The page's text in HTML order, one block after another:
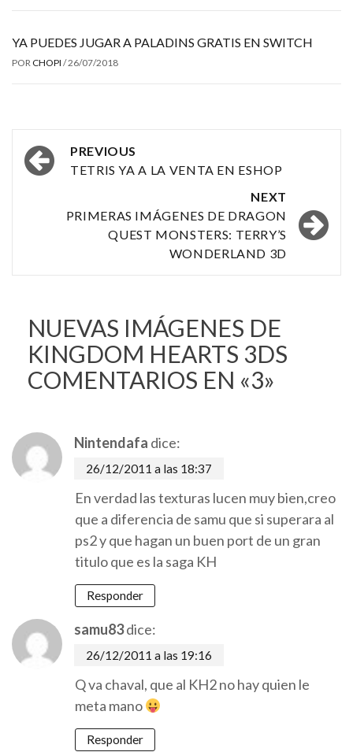
YA PUEDES JUGAR A PALADINS GRATIS EN SWITCH
POR CHOPI /26/07/2018
Post
navigation
PREVIOUS
TETRIS YA A LA VENTA EN ESHOP
NEXT
PRIMERAS IMÁGENES DE DRAGON
QUEST MONSTERS: TERRY’S
WONDERLAND 3D
NUEVAS IMÁGENES DE
KINGDOM HEARTS 3DS
COMENTARIOS EN «3»
Nintendafa dice:
26/12/2011 a las 18:37
En verdad las texturas lucen muy bien,creo
que a diferencia de samu que si superara al
ps2 y que hagan un buen port de un gran
titulo que es la saga KH
Responder
samu83dice:
26/12/2011 a las 19:16
Q va chaval, que al KH2 no hay quien le
meta mano
Responder